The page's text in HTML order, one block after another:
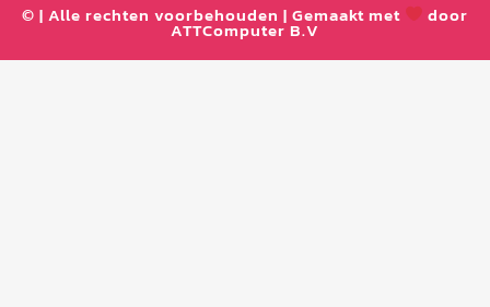
© | Alle rechten voorbehouden | Gemaakt met door
ATTComputer B.V